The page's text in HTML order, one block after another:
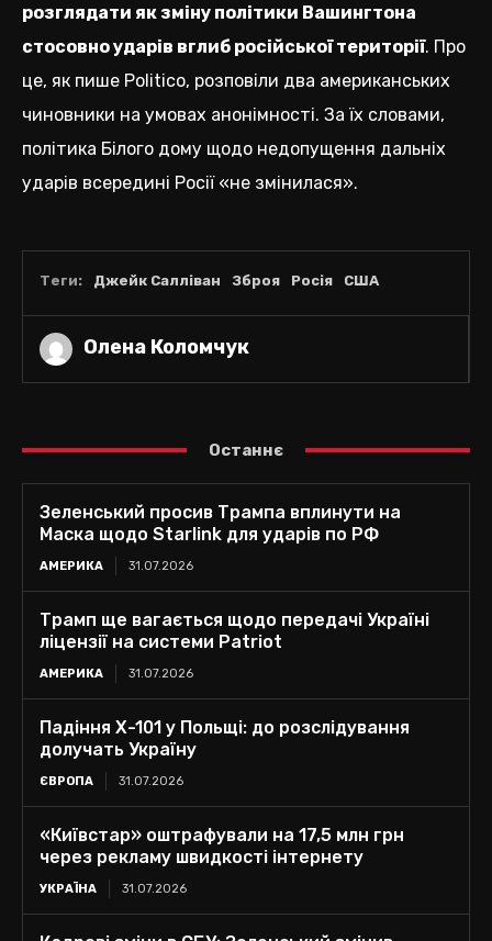
розглядати як зміну політики Вашингтона
стосовно ударів вглиб російської території. Про
це, як пише Politico, розповіли два американських
чиновники на умовах анонімності. За їх словами,
політика Білого дому щодо недопущення дальніх
ударів всередині Росії «не змінилася».
Олена Коломчук
Теги: Джейк Салліван Зброя Росія США
Останнє
Зеленський просив Трампа вплинути на
Маска щодо Starlink для ударів по РФ
АМЕРИКА 31.07.2026
Трамп ще вагається щодо передачі Україні
ліцензії на системи Patriot
АМЕРИКА 31.07.2026
Падіння Х-101 у Польщі: до розслідування
долучать Україну
ЄВРОПА 31.07.2026
«Київстар» оштрафували на 17,5 млн грн
через рекламу швидкості інтернету
УКРАЇНА 31.07.2026